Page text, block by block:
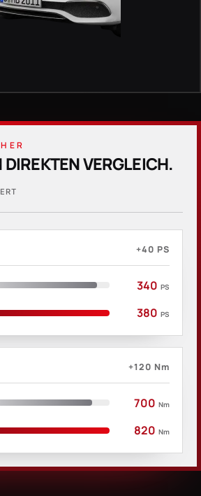
VERGLEICH.
+40 PS
340 PS
380 PS
+120 Nm
700 Nm
820 Nm